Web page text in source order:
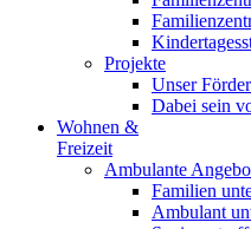
Projekte
Unser
Dabei sein
Wohnen &
Freizeit
Ambulante
Familien
Ambulant